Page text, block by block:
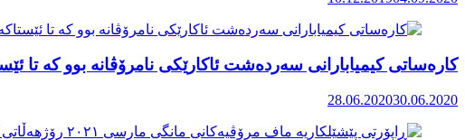
کارەساتی کیمیابارانی سەردەشت ئاکارێکی نامرۆڤانە بوو کە تا
28.06.202030.06.2020